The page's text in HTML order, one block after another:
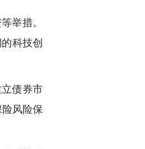
举措。
科技创
债券市
风险保